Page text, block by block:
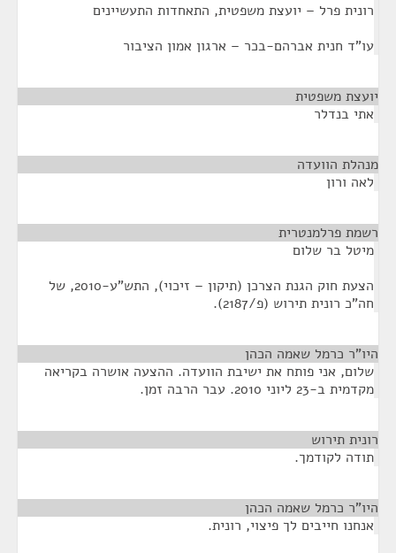
רונית פרל – יועצת משפטית, התאחדות התעשיינים
עו"ד חנית אברהם-בכר – ארגון אמון הציבור
יועצת משפטית
אתי בנדלר
מנהלת הוועדה
לאה ורון
רשמת פרלמנטרית
מיטל בר שלום
הצעת חוק הגנת הצרכן (תיקון – זיכוי), התש"ע-2010, של
חה"כ רונית תירוש (פ/2187).
היו"ר כרמל שאמה הכהן
שלום, אני פותח את ישיבת הוועדה. ההצעה אושרה בקריאה
מקדמית ב-23 ליוני 2010. עבר הרבה זמן.
רונית תירוש
תודה לקודמך.
היו"ר כרמל שאמה הכהן
אנחנו חייבים לך פיצוי, רונית.